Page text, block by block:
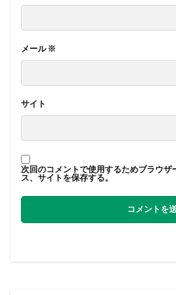
メール※
サイト
次回のコメントで使用するためブラウザ
ス、サイトを保存する。